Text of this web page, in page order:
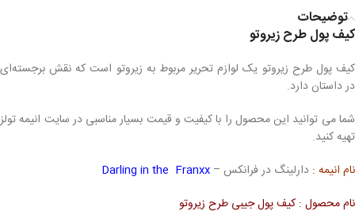
توضیحات
کیف پول طرح زیروتو
کیف پول طرح زیروتو یک لوازم تحریر مربوط به زیروتو است که نقش برجسته‌ای
در داستان دارد.
شما می توانید این محصول را با کیفیت و قیمت بسیار مناسبی در سایت انیمه تولز
تهیه کنید.
نام انیمه : دارلینگ در فرانکس – Darling in the Franxx
نام محصول : کیف پول جیبی طرح زیروتو